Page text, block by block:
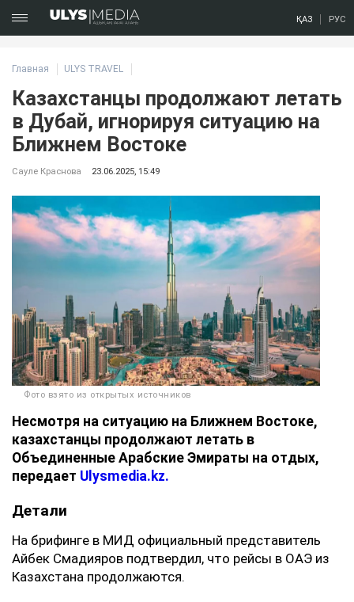
ҚАЗ РУС
Главная ULYS TRAVEL
Казахстанцы продолжают летать
в Дубай, игнорируя ситуацию на
Ближнем Востоке
Сауле Краснова 23.06.2025, 15:49
Фото взято из открытых источников
Несмотря на ситуацию на Ближнем Востоке,
казахстанцы продолжают летать в
Объединенные Арабские Эмираты на отдых,
передает Ulysmedia.kz.
Детали
На брифинге в МИД официальный представитель
Айбек Смадияров подтвердил, что рейсы в ОАЭ из
Казахстана продолжаются.